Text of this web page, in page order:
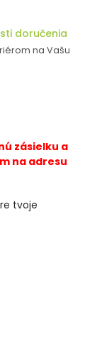
doručenia
na Vašu
zásielku a
na adresu
tvoje